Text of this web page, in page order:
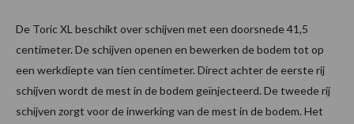
De Toric XL beschikt over schijven met een doorsnede 41,5
centimeter. De schijven openen en bewerken de bodem tot op
een werkdiepte van tien centimeter. Direct achter de eerste rij
schijven wordt de mest in de bodem geïnjecteerd. De tweede rij
schijven zorgt voor de inwerking van de mest in de bodem. Het